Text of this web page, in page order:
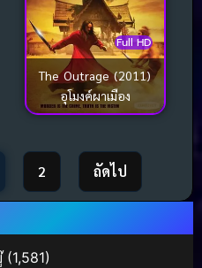
Full HD
The Outrage (2011)
อุโมงค์ผาเมือง
2 ถัดไป
(1,581)